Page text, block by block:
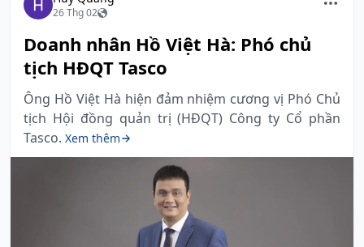
26 Thg 02
Doanh nhân Hồ Việt Hà: Phó chủ
tịch HĐQT Tasco
Ông Hồ Việt Hà hiện đảm nhiệm cương vị Phó Chủ
tịch Hội đồng quản trị (HĐQT) Công ty Cổ phần
Tasco. Xem thêm